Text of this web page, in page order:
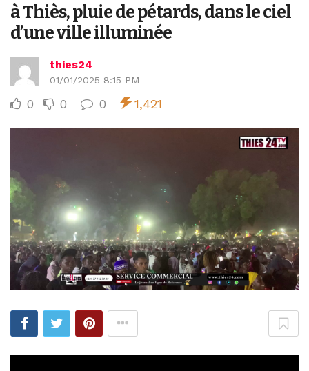
à Thiès, pluie de pétards, dans le ciel
d’une ville illuminée
thies24
01/01/2025 8:15 PM
0 0 0 1,421